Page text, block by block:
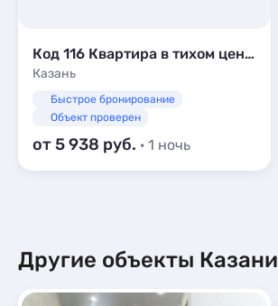
Код 116 Квартира в тихом центре Казани
Казань
Быстрое бронирование
Объект проверен
от 5 938 · 1 ночь
Другие объекты Казани